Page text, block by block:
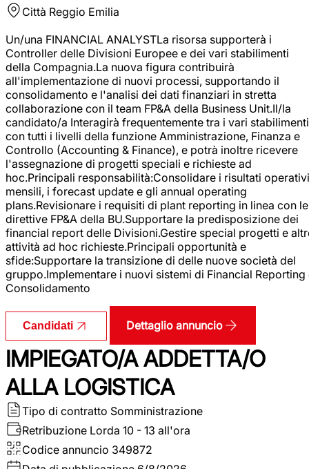
Città Reggio Emilia
Un/una FINANCIAL ANALYSTLa risorsa supporterà i
Controller delle Divisioni Europee e dei vari stabilimenti
della Compagnia.La nuova figura contribuirà
all'implementazione di nuovi processi, supportando il
consolidamento e l'analisi dei dati finanziari in stretta
collaborazione con il team FP&A della Business Unit.Il/la
candidato/a Interagirà frequentemente tra i vari stabilimenti
con tutti i livelli della funzione Amministrazione, Finanza e
Controllo (Accounting & Finance), e potrà inoltre ricevere
l'assegnazione di progetti speciali e richieste ad
hoc.Principali responsabilità:Consolidare i risultati operativi
mensili, i forecast update e gli annual operating
plans.Revisionare i requisiti di plant reporting in linea con le
direttive FP&A della BU.Supportare la predisposizione dei
financial report delle Divisioni.Gestire special progetti e
attività ad hoc richieste.Principali opportunità e
sfide:Supportare la transizione di delle nuove società del
gruppo.Implementare i nuovi sistemi di Financial Reporting
Consolidamento
Candidati Dettaglio annuncio
IMPIEGATO/A ADDETTA/O
ALLA LOGISTICA
Tipo di contratto Somministrazione
Retribuzione Lorda 10 - 13 all'ora
Codice annuncio 349872